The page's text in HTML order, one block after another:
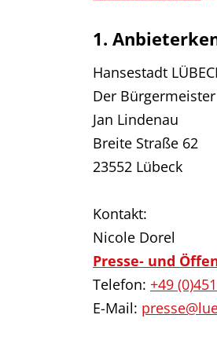
1.
Hansestadt
Der Bürgermeister
Jan Lindenau
Breite Straße 62
23552 Lübeck
Kontakt:
Nicole Dorel
Presse- und
Telefon: +49
E-Mail: